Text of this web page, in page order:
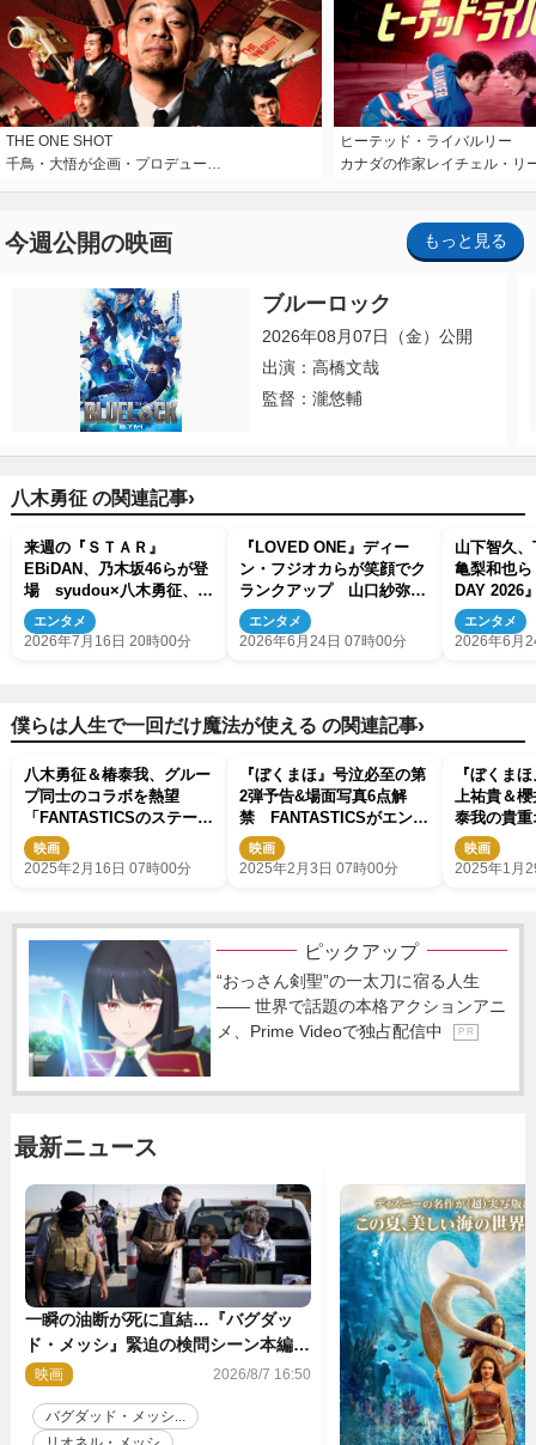
THE ONE SHOT
千鳥・大悟が企画・プロデュー…
ヒーテッド・ライバルリー
カナダの作家レイチェル・リ
今週公開の映画 もっと見る
ブルーロック
2026年08月07日（金）公開
出演：高橋文哉
監督：瀧悠輔
八木勇征 の関連記事›
来週の『ＳＴＡＲ』
EBiDAN、乃木坂46らが登
場 syudou×八木勇征、上
垣皓太朗アナ×ちいかわ＆
島二郎がタッグ！
エンタメ
2026年7月16日 20時00分
『LOVED ONE』ディー
ン・フジオカらが笑顔でク
ランクアップ 山口紗弥加
は感涙
エンタメ
2026年6月24日 07時00分
山下智久
亀梨和也
DAY 2026
スト第3弾
エンタメ
2026年6月
僕らは人生で一回だけ魔法が使える の関連記事›
八木勇征＆椿泰我、グルー
プ同士のコラボを熱望
「FANTASTICSのステージ
にばれないように出ます」
映画
2025年2月16日 07時00分
『ぼくまほ』号泣必至の第
2弾予告&場面写真6点解
禁 FANTASTICSがエンデ
ィングテーマも担当
映画
2025年2月3日 07時00分
『ぼくま
上祐貴＆
泰我の貴
点解禁
映画
2025年1月
ピックアップ
“おっさん剣聖”の一太刀に宿る人生
―― 世界で話題の本格アクションアニ
メ、Prime Videoで独占配信中
P R
最新ニュース
一瞬の油断が死に直結…『バグダッ
ド・メッシ』緊迫の検問シーン本編解
禁 監督メッセージも到着
映画 2026/8/7 16:50
バグダッド・メッシ...